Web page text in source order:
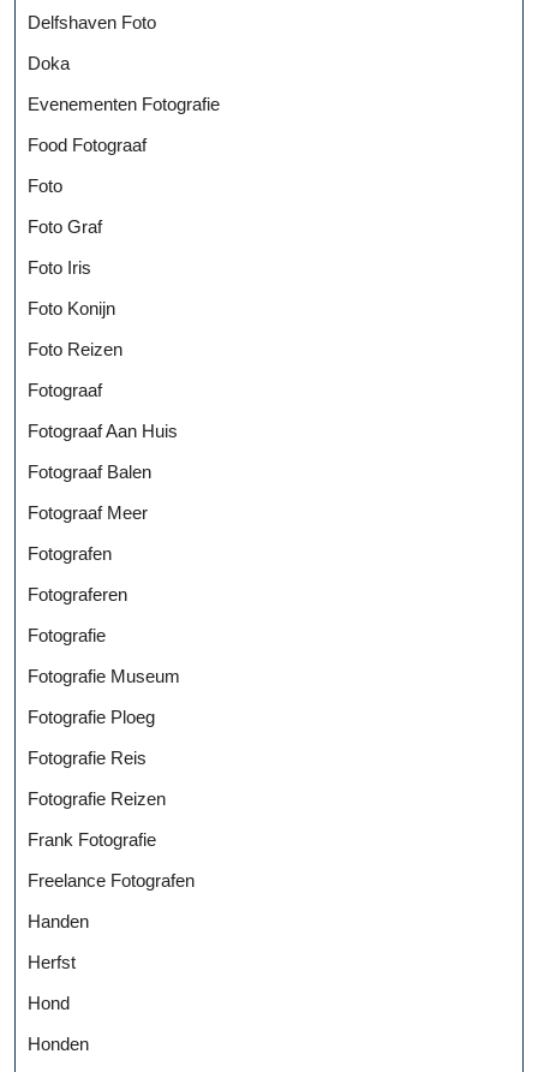
Delfshaven Foto
Doka
Evenementen Fotografie
Food Fotograaf
Foto
Foto Graf
Foto Iris
Foto Konijn
Foto Reizen
Fotograaf
Fotograaf Aan Huis
Fotograaf Balen
Fotograaf Meer
Fotografen
Fotograferen
Fotografie
Fotografie Museum
Fotografie Ploeg
Fotografie Reis
Fotografie Reizen
Frank Fotografie
Freelance Fotografen
Handen
Herfst
Hond
Honden